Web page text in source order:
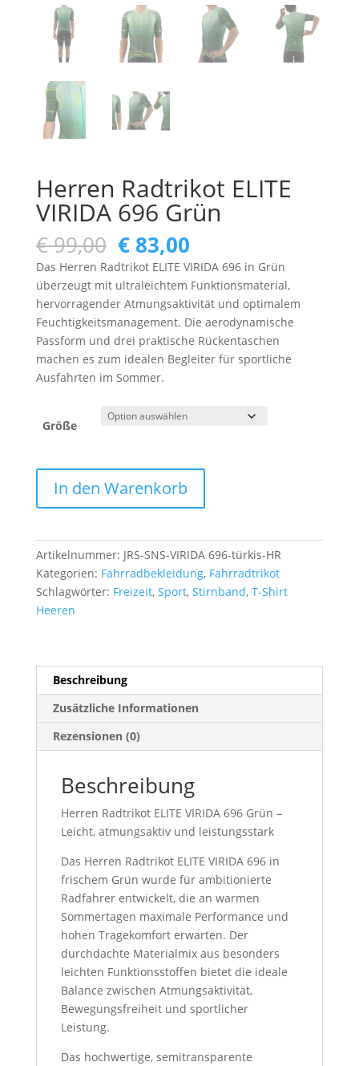
Herren Radtrikot ELITE
VIRIDA 696 Grün
€99,00 Ursprünglicher
Preis
war:
€ 99,00
€83,00Aktueller
Preis
ist:
€ 83,00.
Das Herren Radtrikot ELITE VIRIDA 696 in Grün
überzeugt mit ultraleichtem Funktionsmaterial,
hervorragender Atmungsaktivität und optimalem
Feuchtigkeitsmanagement. Die aerodynamische
Passform und drei praktische Rückentaschen
machen es zum idealen Begleiter für sportliche
Ausfahrten im Sommer.
Größe
Radtrikot
ELITE
696
Grün
Menge
In den Warenkorb
Artikelnummer: JRS-SNS-VIRIDA 696-türkis-HR
Kategorien: Fahrradbekleidung, Fahrradtrikot
Schlagwörter: Freizeit, Sport, Stirnband, T-Shirt
Heeren
Beschreibung
Zusätzliche Informationen
Rezensionen (0)
Beschreibung
Herren Radtrikot ELITE VIRIDA 696 Grün –
Leicht, atmungsaktiv und leistungsstark
Das Herren Radtrikot ELITE VIRIDA 696 in
frischem Grün wurde für ambitionierte
Radfahrer entwickelt, die an warmen
Sommertagen maximale Performance und
hohen Tragekomfort erwarten. Der
durchdachte Materialmix aus besonders
leichten Funktionsstoffen bietet die ideale
Balance zwischen Atmungsaktivität,
Bewegungsfreiheit und sportlicher
Leistung.
Das hochwertige, semitransparente